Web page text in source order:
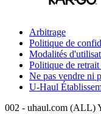
Arbitrage
Politique de
Modalités
Politique de
Ne pas vendre ni
U-Haul
002 - uhaul.com (ALL)